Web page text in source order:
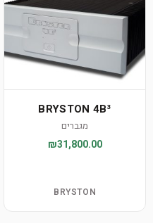
BRYSTON 4B³
מגברים
₪31,800.00
BRYSTON